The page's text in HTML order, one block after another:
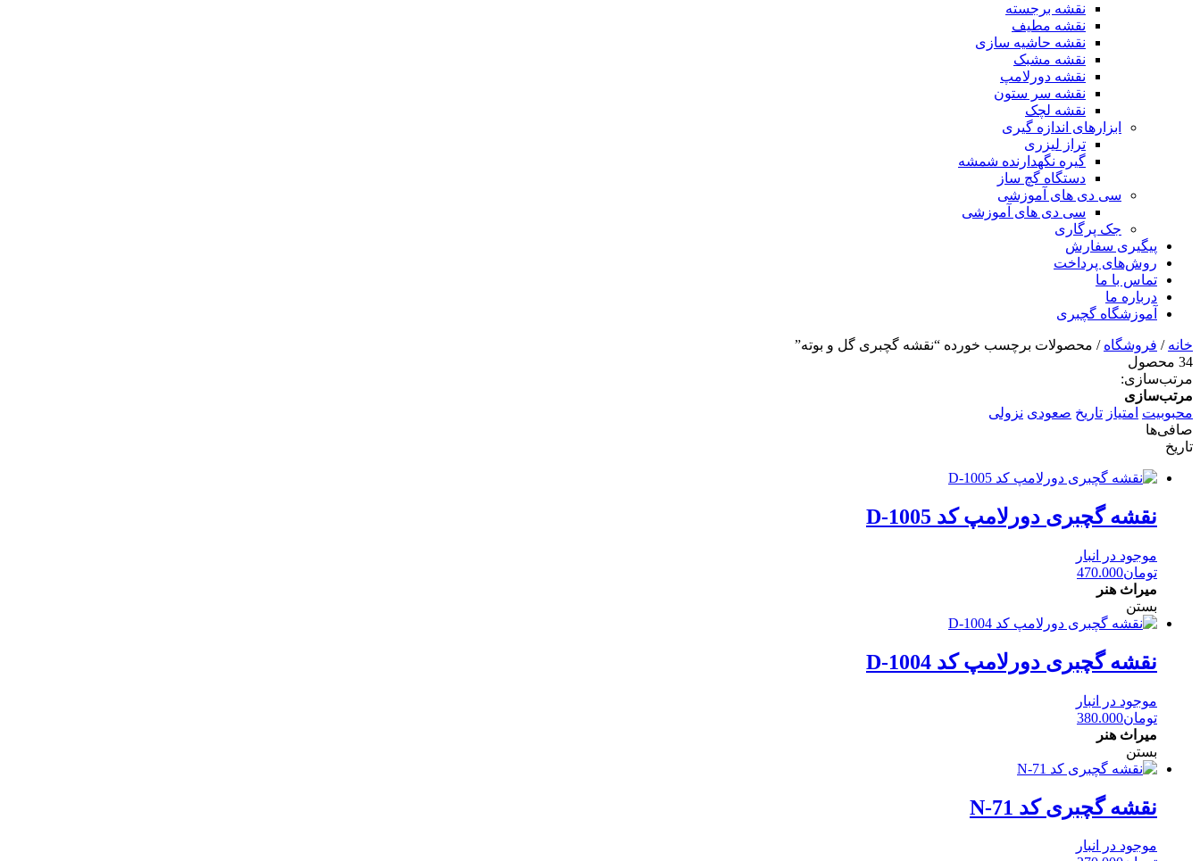
نقشه برجسته
نقشه مطیف
نقشه حاشیه سازی
نقشه مشبک
نقشه دورلامپ
نقشه سر ستون
نقشه لچک
ابزارهای اندازه گیری
تراز لیزری
گیره نگهدارنده شمشه
دستگاه گچ ساز
سی دی های آموزشی
سی دی های آموزشی
جک پرگاری
پیگیری سفارش
روش‌های پرداخت
تماس با ما
درباره ما
آموزشگاه گچبری
خانه / فروشگاه / محصولات برچسب خورده “نقشه گچبری گل و بوته”
34 محصول
مرتب‌سازی:
مرتب‌سازی
محبوبیت امتیاز تاریخ صعودی نزولی
صافی‌ها
تاریخ
نقشه گچبری دورلامپ کد D-1005
موجود در انبار
تومان470.000
میراث هنر
بستن
نقشه گچبری دورلامپ کد D-1004
موجود در انبار
تومان380.000
میراث هنر
بستن
نقشه گچبری کد N-71
موجود در انبار